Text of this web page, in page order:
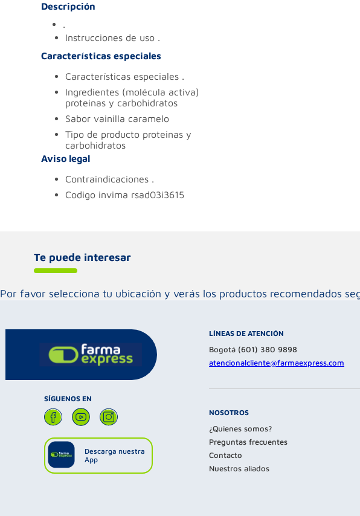
Descripción
.
instrucciones de uso .
Características especiales
características especiales .
ingredientes (molécula activa)
proteinas y carbohidratos
sabor vainilla caramelo
tipo de producto proteinas y
carbohidratos
Aviso legal
contraindicaciones .
codigo invima rsad03i3615
Te puede interesar
Por favor selecciona tu ubicación y verás los productos recomendados
SÍGUENOS EN
Descarga nuestra
App
LÍNEAS DE ATENCIÓN
Bogotá (601) 380 9898
atencionalcliente@farmaexpress.com
NOSOTROS
¿Quienes somos?
Preguntas frecuentes
Contacto
Nuestros aliados